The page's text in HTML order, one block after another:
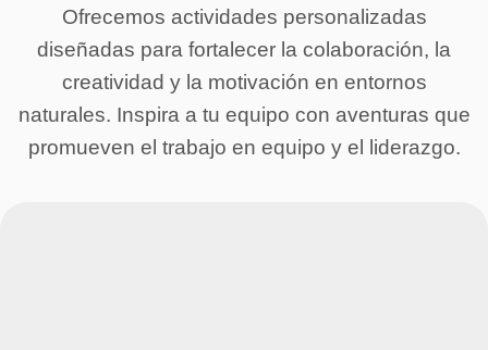
Ofrecemos actividades personalizadas
diseñadas para fortalecer la colaboración, la
creatividad y la motivación en entornos
naturales. Inspira a tu equipo con aventuras que
promueven el trabajo en equipo y el liderazgo.